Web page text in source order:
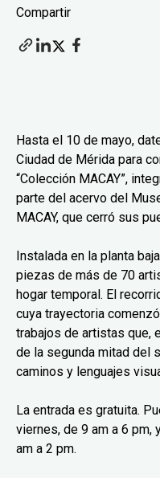
Compartir
Hasta el 10 de mayo,
Ciudad de Mérida para
“Colección MACAY”,
parte del acervo del
MACAY, que cerró sus
Instalada en la planta
piezas de más de 70
hogar temporal. El
cuya trayectoria
trabajos de artistas que,
de la segunda mitad del
caminos y lenguajes
La entrada es gratuita.
viernes, de 9 am a 6
am a 2 pm.